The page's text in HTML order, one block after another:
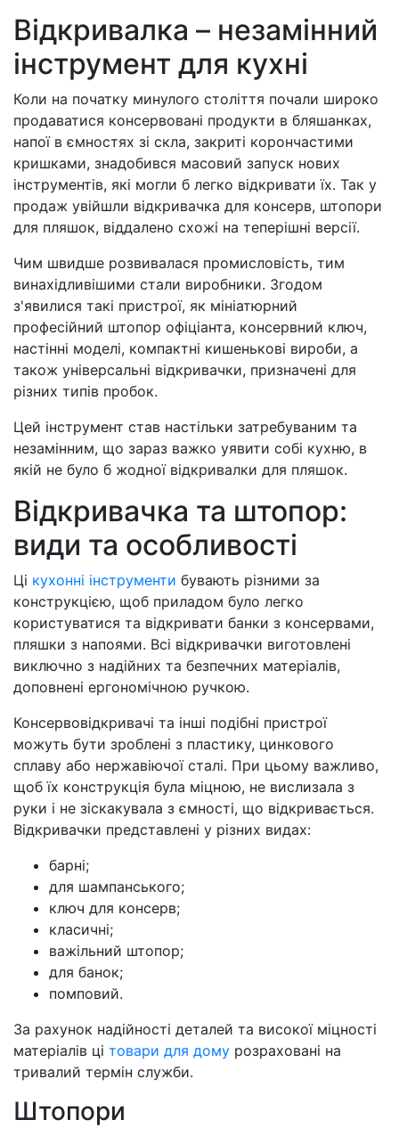
Відкривалка – незамінний
інструмент для кухні
Коли на початку минулого століття почали широко
продаватися консервовані продукти в бляшанках,
напої в ємностях зі скла, закриті корончастими
кришками, знадобився масовий запуск нових
інструментів, які могли б легко відкривати їх. Так у
продаж увійшли відкривачка для консерв, штопори
для пляшок, віддалено схожі на теперішні версії.
Чим швидше розвивалася промисловість, тим
винахідливішими стали виробники. Згодом
з'явилися такі пристрої, як мініатюрний
професійний штопор офіціанта, консервний ключ,
настінні моделі, компактні кишенькові вироби, а
також універсальні відкривачки, призначені для
різних типів пробок.
Цей інструмент став настільки затребуваним та
незамінним, що зараз важко уявити собі кухню, в
якій не було б жодної відкривалки для пляшок.
Відкривачка та штопор:
види та особливості
Ці кухонні інструменти бувають різними за
конструкцією, щоб приладом було легко
користуватися та відкривати банки з консервами,
пляшки з напоями. Всі відкривачки виготовлені
виключно з надійних та безпечних матеріалів,
доповнені ергономічною ручкою.
Консервовідкривачі та інші подібні пристрої
можуть бути зроблені з пластику, цинкового
сплаву або нержавіючої сталі. При цьому важливо,
щоб їх конструкція була міцною, не вислизала з
руки і не зіскакувала з ємності, що відкривається.
Відкривачки представлені у різних видах:
барні;
для шампанського;
ключ для консерв;
класичні;
важільний штопор;
для банок;
помповий.
За рахунок надійності деталей та високої міцності
матеріалів ці товари для дому розраховані на
тривалий термін служби.
Штопори